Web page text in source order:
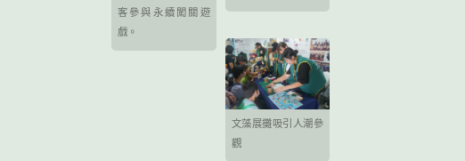
客參與永續闖關遊
戲。
文藻展攤吸引人潮參
觀